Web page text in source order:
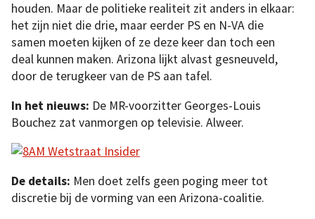
houden. Maar de politieke realiteit zit anders in elkaar:
het zijn niet die drie, maar eerder PS en N-VA die
samen moeten kijken of ze deze keer dan toch een
deal kunnen maken. Arizona lijkt alvast gesneuveld,
door de terugkeer van de PS aan tafel.
In het nieuws: De MR-voorzitter Georges-Louis
Bouchez zat vanmorgen op televisie. Alweer.
De details: Men doet zelfs geen poging meer tot
discretie bij de vorming van een Arizona-coalitie.